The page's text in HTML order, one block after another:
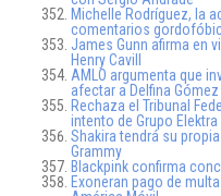
Michelle Rodríguez, la
comentarios
James Gunn afirma en
Henry Cavill
AMLO argumenta que
afectar a Delfina Gómez
Rechaza el Tribunal
intento de Grupo
Shakira tendrá su
Grammy
Blackpink confirma
Exoneran pago de